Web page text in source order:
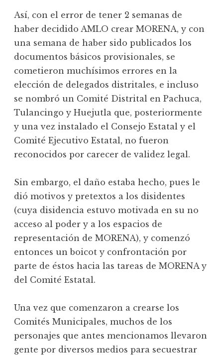
Así, con el error de tener 2 semanas de
haber decidido AMLO crear MORENA, y con
una semana de haber sido publicados los
documentos básicos provisionales, se
cometieron muchísimos errores en la
elección de delegados distritales, e incluso
se nombró un Comité Distrital en Pachuca,
Tulancingo y Huejutla que, posteriormente
y una vez instalado el Consejo Estatal y el
Comité Ejecutivo Estatal, no fueron
reconocidos por carecer de validez legal.
Sin embargo, el daño estaba hecho, pues le
dió motivos y pretextos a los disidentes
(cuya disidencia estuvo motivada en su no
acceso al poder y a los espacios de
representación de MORENA), y comenzó
entonces un boicot y confrontación por
parte de éstos hacia las tareas de MORENA y
del Comité Estatal.
Una vez que comenzaron a crearse los
Comités Municipales, muchos de los
personajes que antes mencionamos llevaron
gente por diversos medios para secuestrar